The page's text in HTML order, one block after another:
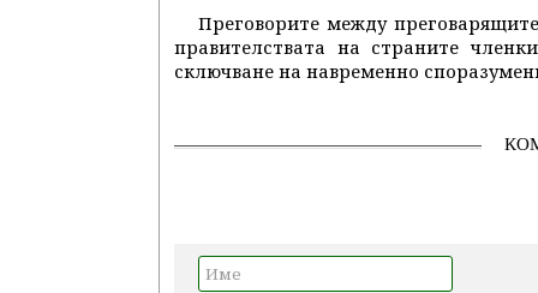
Преговорите между
правителствата на страните
сключване на навременно